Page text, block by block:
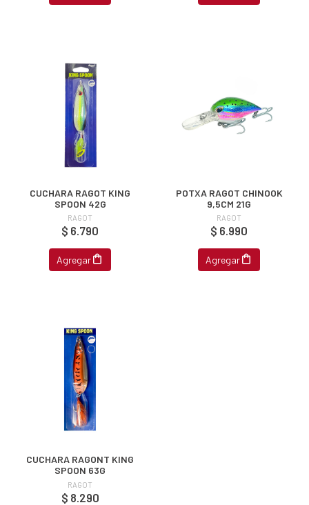
CUCHARA RAGOT KING
SPOON 42G
RAGOT
$ 6.790
Agregar
POTXA RAGOT CHINOOK
9,5CM 21G
RAGOT
$ 6.990
Agregar
CUCHARA RAGONT KING
SPOON 63G
RAGOT
$ 8.290